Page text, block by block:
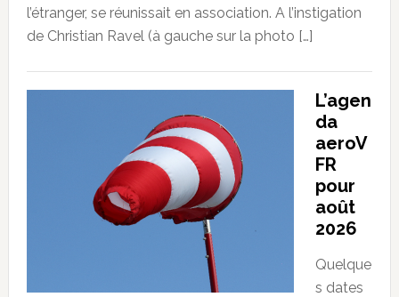
l’étranger, se réunissait en association. A l’instigation
de Christian Ravel (à gauche sur la photo […]
L’agen
da
aeroV
FR
pour
août
2026
Quelque
s dates